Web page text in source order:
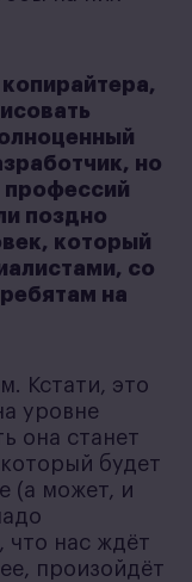
но
поздно
который
со
на
Кстати, это
уровне
она станет
будет
(а может, и
нас ждёт
произойдёт